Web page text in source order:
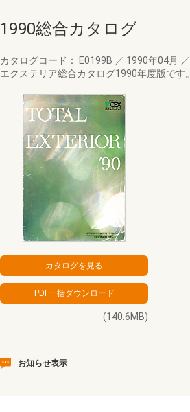
1990総合カタログ
カタログコード： E0199B ／ 1990年04月 ／
エクステリア総合カタログ1990年度版です。
(140.6MB)
お知らせ表示